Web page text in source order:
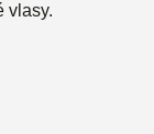
vlasy.